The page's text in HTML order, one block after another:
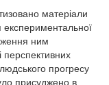
матеріали
експериментальної
ним
перспективних
прогресу
присуджено в